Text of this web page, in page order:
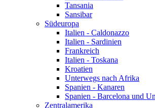
Tansania
Sansibar
Südeuropa
Italien - Caldonazzo
Italien - Sardinien
Frankreich
Italien - Toskana
Kroatien
Unterwegs nach Afrika
Spanien - Kanaren
Spanien - Barcelona und
Zentralamerika